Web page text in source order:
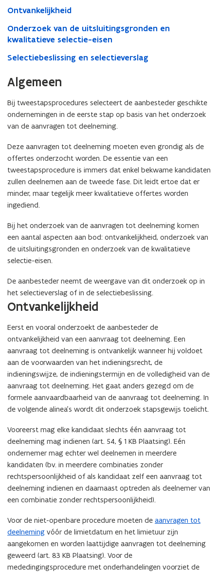
Ontvankelijkheid
Onderzoek van de uitsluitingsgronden en
kwalitatieve selectie-eisen
Selectiebeslissing en selectieverslag
Algemeen
Bij tweestapsprocedures selecteert de aanbesteder geschikte
ondernemingen in de eerste stap op basis van het onderzoek
van de aanvragen tot deelneming.
Deze aanvragen tot deelneming moeten even grondig als de
offertes onderzocht worden. De essentie van een
tweestapsprocedure is immers dat enkel bekwame kandidaten
zullen deelnemen aan de tweede fase. Dit leidt ertoe dat er
minder, maar tegelijk meer kwalitatieve offertes worden
ingediend.
Bij het onderzoek van de aanvragen tot deelneming komen
een aantal aspecten aan bod: ontvankelijkheid, onderzoek van
de uitsluitingsgronden en onderzoek van de kwalitatieve
selectie-eisen.
De aanbesteder neemt de weergave van dit onderzoek op in
het selectieverslag of in de selectiebeslissing.
Ontvankelijkheid
Eerst en vooral onderzoekt de aanbesteder de
ontvankelijkheid van een aanvraag tot deelneming. Een
aanvraag tot deelneming is ontvankelijk wanneer hij voldoet
aan de voorwaarden van het indieningsrecht, de
indieningswijze, de indieningstermijn en de volledigheid van de
aanvraag tot deelneming. Het gaat anders gezegd om de
formele aanvaardbaarheid van de aanvraag tot deelneming. In
de volgende alinea’s wordt dit onderzoek stapsgewijs toelicht.
Vooreerst mag elke kandidaat slechts één aanvraag tot
deelneming mag indienen (art. 54, § 1 KB Plaatsing). Eén
ondernemer mag echter wel deelnemen in meerdere
kandidaten (bv. in meerdere combinaties zonder
rechtspersoonlijkheid of als kandidaat zelf een aanvraag tot
deelneming indienen en daarnaast optreden als deelnemer van
een combinatie zonder rechtspersoonlijkheid).
Voor de niet-openbare procedure moeten de aanvragen tot
deelneming vóór de limietdatum en het limietuur zijn
aangekomen en worden laattijdige aanvragen tot deelneming
geweerd (art. 83 KB Plaatsing). Voor de
mededingingsprocedure met onderhandelingen voorziet de